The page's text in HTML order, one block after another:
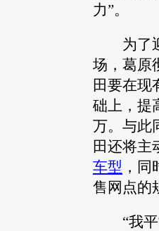
力”。
为了迎
场，葛原
田要在现
础上，提
万。与此
田还将主
车型 ，
售网点的
“我平